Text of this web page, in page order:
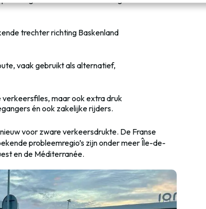
trechter richting Baskenland
vaak gebruikt als alternatief,
verkeersfiles, maar ook extra druk
én ook zakelijke rijders.
voor zware verkeersdrukte. De Franse
probleemregio’s zijn onder meer Île-de-
en de Méditerranée.